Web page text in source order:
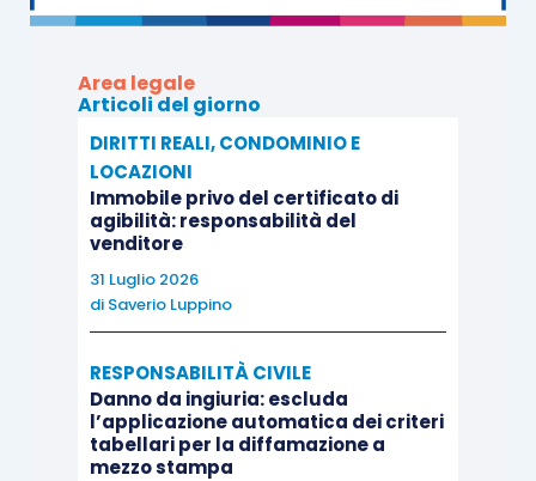
Area legale
Articoli del giorno
DIRITTI REALI, CONDOMINIO E
LOCAZIONI
Immobile privo del certificato di
agibilità: responsabilità del
venditore
31 Luglio 2026
di Saverio Luppino
RESPONSABILITÀ CIVILE
Danno da ingiuria: escluda
l’applicazione automatica dei criteri
tabellari per la diffamazione a
mezzo stampa